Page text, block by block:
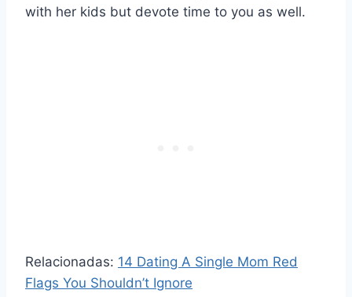
with her kids but devote time to you as well.
Relacionadas: 14 Dating A Single Mom Red
Flags You Shouldn’t Ignore